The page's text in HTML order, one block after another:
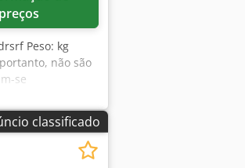
preços
Peso: kg
não são
se
máquinas
e, portanto, não
se
400 máquinas
de 70 t Mais
classificado